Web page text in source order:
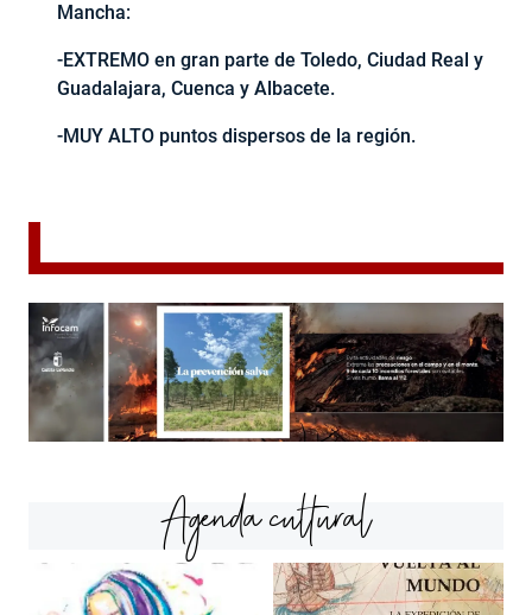
Mancha:
-EXTREMO en gran parte de Toledo, Ciudad Real y
Guadalajara, Cuenca y Albacete.
-MUY ALTO puntos dispersos de la región.
Agenda cultural